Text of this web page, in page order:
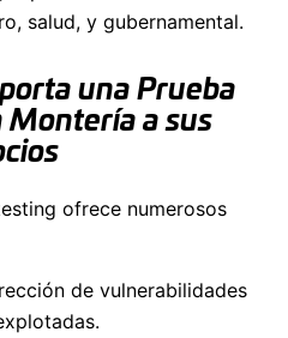
salud, y gubernamental.
una Prueba
Montería a sus
ofrece numerosos
de vulnerabilidades